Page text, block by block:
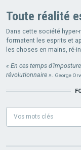
Toute réalité
Dans cette société
formatent les esprits et
les choses en mains, ré-
« En ces temps
révolutionnaire ».
George
Formulaire
recherce